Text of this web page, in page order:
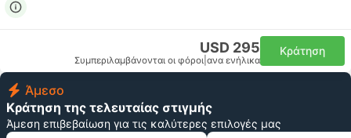
USD 295
Συμπεριλαμβάνονται οι φόροι ανα ενήλικα
Κράτηση
Άμεσο
Κράτηση της τελευταίας στιγμής
Άμεση επιβεβαίωση για τις καλύτερες επιλογές μας